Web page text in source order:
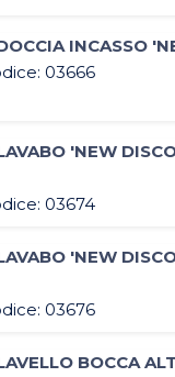
INCASSO
03666
'NEW
03674
'NEW
03676
BOCCA